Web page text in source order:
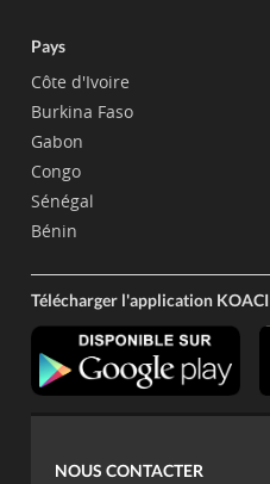
Pays
Côte d'Ivoire
Burkina Faso
Gabon
Congo
Sénégal
Bénin
Télécharger l'application KOACI
NOUS CONTACTER